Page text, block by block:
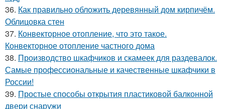
36. Как правильно обложить деревянный дом кирпичём.
Облицовка стен
37. Конвекторное отопление, что это такое.
Конвекторное отопление частного дома
38. Производство шкафчиков и скамеек для раздевалок.
Самые профессиональные и качественные шкафчики в
России!
39. Простые способы открытия пластиковой балконной
двери снаружи